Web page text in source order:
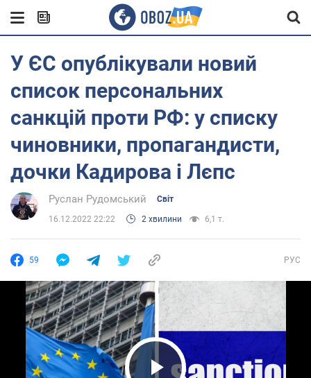
У ЄС опублікували новий
список персональних
санкцій проти РФ: у списку
чиновники, пропагандисти,
дочки Кадирова і Лєпс
Руслан Рудомський Світ
16.12.2022 22:22 2 хвилини 6,1 т.
59 РУС